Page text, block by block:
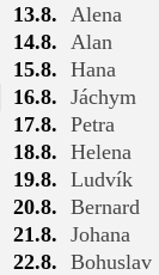
13.8.
Alena
14.8.
Alan
15.8. Hana
16.8. Jáchym
17.8. Petra
18.8. Helena
19.8. Ludvík
20.8. Bernard
21.8. Johana
22.8. Bohuslav